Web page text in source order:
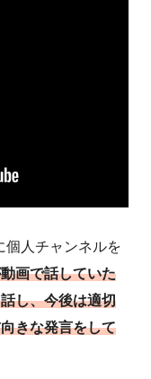
個人チャンネルを
画で話していた
し、今後は適切
きな発言をして